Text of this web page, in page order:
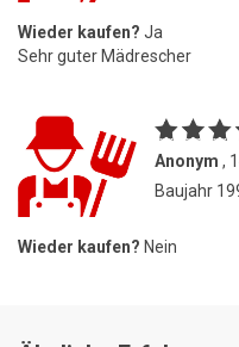
Wieder kaufen? Ja
Sehr guter Mädrescher
Anonym ,
Baujahr
Wieder kaufen? Nein